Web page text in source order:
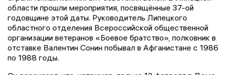
области прошли мероприятия, посвящённые 37-ой
годовщине этой даты. Руководитель Липецкого
областного отделения Всероссийской общественной
организации ветеранов «Боевое братство», полковник в
отставке Валентин Сонин побывал в Афганистане с 1986
по 1988 годы.